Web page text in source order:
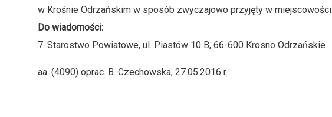
w Krośnie Odrzańskim w sposób zwyczajowo przyjęty w miejscowości
Do wiadomości:
7. Starostwo Powiatowe, ul. Piastów 10 B, 66-600 Krosno Odrzańskie
aa. (4090) oprac. B. Czechowska, 27.05.2016 r.